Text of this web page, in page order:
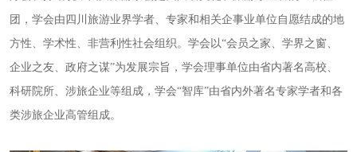
团，学会由四川旅游业界学者、专家和相关企事业单位自愿结成的地
方性、学术性、非营利性社会组织。学会以“会员之家、学界之窗、
企业之友、政府之谋”为发展宗旨，学会理事单位由省内著名高校、
科研院所、涉旅企业等组成，学会“智库”由省内外著名专家学者和各
类涉旅企业高管组成。